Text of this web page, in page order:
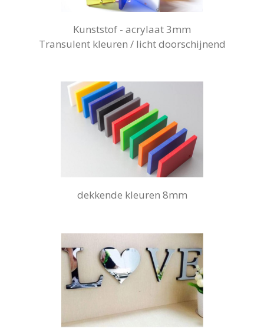
Kunststof - acrylaat 3mm
Transulent kleuren / licht doorschijnend
dekkende kleuren 8mm